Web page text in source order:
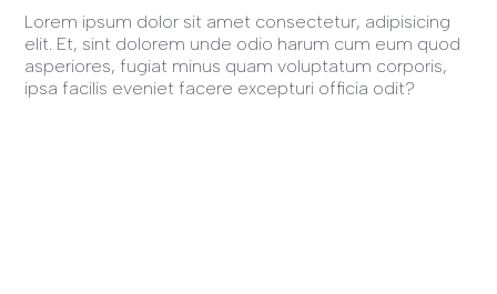
Lorem ipsum dolor sit amet consectetur, adipisicing
elit. Et, sint dolorem unde odio harum cum eum quod
asperiores, fugiat minus quam voluptatum corporis,
ipsa facilis eveniet facere excepturi officia odit?